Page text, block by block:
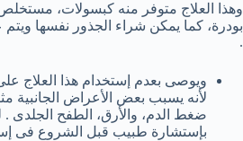
وهذا العلاج متوفر منه كبسولات،
بودرة، كما يمكن شراء الجذور نفسها
.
ويوصى بعدم إستخدام هذا العلاج
لأنه يسبب بعض الأعراض الجانبية
ضغط الدم، والأرق، الطفح الجلدى .
بإستشارة طبيب قبل الشروع فى